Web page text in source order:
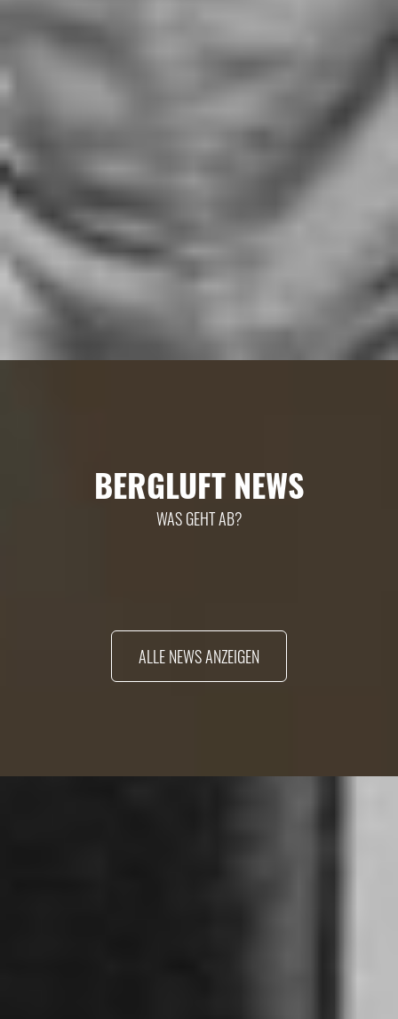
BERGLUFT NEWS
WAS GEHT AB?
ALLE NEWS ANZEIGEN